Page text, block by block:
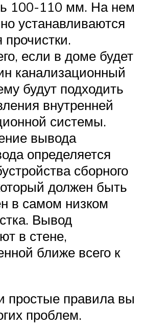
100-110 мм. На нем
устанавливаются
если в доме будет
канализационный
будут подходить
внутренней
системы.
вывода
определяется
сборного
должен быть
в самом низком
Вывод
в стене,
ближе всего к
простые правила вы
проблем.